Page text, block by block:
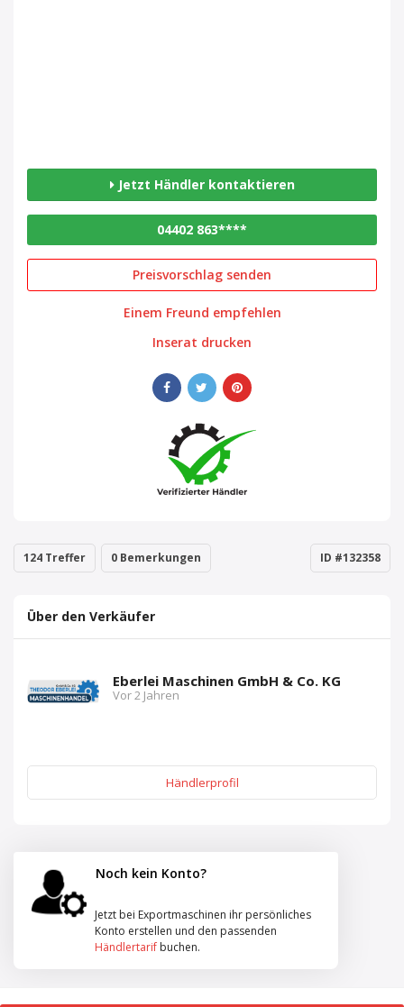
Jetzt Händler kontaktieren
04402 863****
Preisvorschlag senden
Einem Freund empfehlen
Inserat drucken
124 Treffer 0 Bemerkungen ID #132358
Über den Verkäufer
Eberlei Maschinen GmbH & Co. KG
Vor 2 Jahren
Händlerprofil
Noch kein Konto?
Jetzt bei Exportmaschinen ihr persönliches
Konto erstellen und den passenden
Händlertarif buchen.